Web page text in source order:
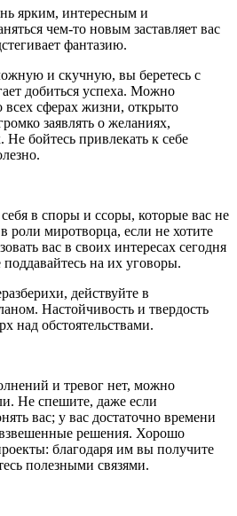
ярким, интересным и
чем-то новым заставляет вас
фантазию.
и скучную, вы беретесь с
добиться успеха. Можно
всех сферах жизни, открыто
заявлять о желаниях,
бойтесь привлекать к себе
в споры и ссоры, которые вас не
роли миротворца, если не хотите
вас в своих интересах сегодня
на их уговоры.
действуйте в
Настойчивость и твердость
над обстоятельствами.
и тревог нет, можно
Не спешите, даже если
вас; у вас достаточно времени
решения. Хорошо
благодаря им вы получите
полезными связями.